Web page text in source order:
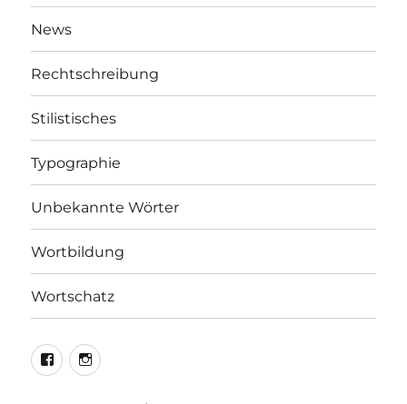
News
Rechtschreibung
Stilistisches
Typographie
Unbekannte Wörter
Wortbildung
Wortschatz
LEO@Facebook
LEO@Instagram